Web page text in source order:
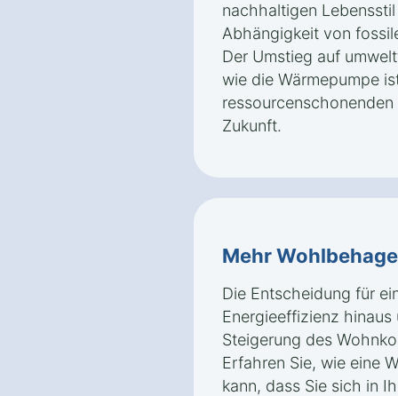
nachhaltigen
Abhängigkeit von
Der Umstieg auf
wie die Wärmepumpe
Zukunft.
Mehr
Die Entscheidung für
Energieeffizienz
Steigerung des
Erfahren Sie, wie eine
kann, dass Sie sich in